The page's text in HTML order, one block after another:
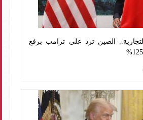
الصين ترد على ترامب برفع